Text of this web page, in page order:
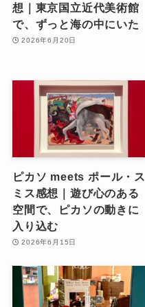
想｜東京国立近代美術館
で、ずっと海の中にいた
2026年6月20日
ピカソ meets ポール・ス
ミス感想｜遊び心のある
空間で、ピカソの動きに
入り込む
2026年6月15日